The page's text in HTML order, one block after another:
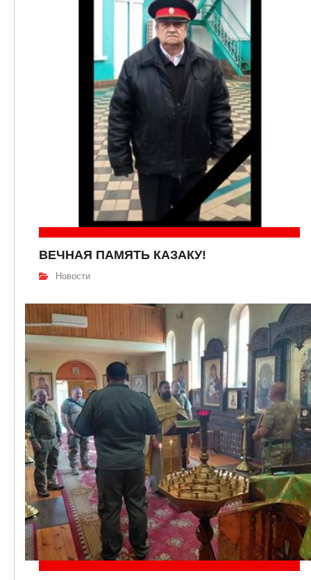
ВЕЧНАЯ ПАМЯТЬ КАЗАКУ!
Новости